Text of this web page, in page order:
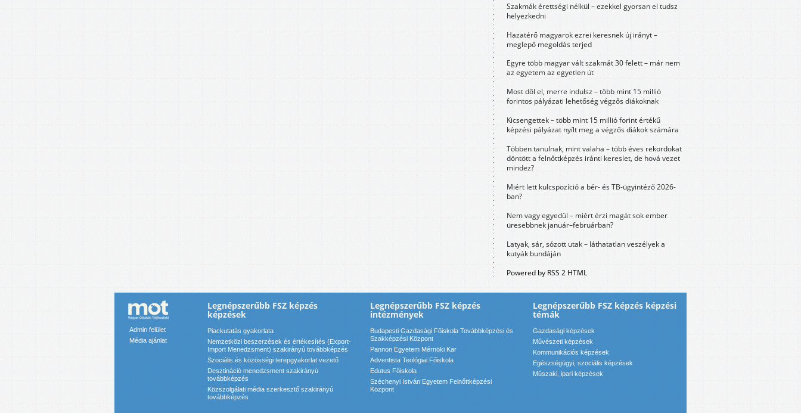
Szakmák érettségi nélkül – ezekkel gyorsan el tudsz
helyezkedni
Hazatérő magyarok ezrei keresnek új irányt –
meglepő megoldás terjed
Egyre több magyar vált szakmát 30 felett – már nem
az egyetem az egyetlen út
Most dől el, merre indulsz – több mint 15 millió
forintos pályázati lehetőség végzős diákoknak
Kicsengettek – több mint 15 millió forint értékű
képzési pályázat nyílt meg a végzős diákok számára
Többen tanulnak, mint valaha – több éves rekordokat
döntött a felnőttképzés iránti kereslet, de hová vezet
mindez?
Miért lett kulcspozíció a bér- és TB-ügyintéző 2026-
ban?
Nem vagy egyedül – miért érzi magát sok ember
üresebbnek január–februárban?
Latyak, sár, sózott utak – láthatatlan veszélyek a
kutyák bundáján
Powered by RSS 2 HTML
Admin felület
Média ajánlat
Legnépszerűbb FSZ képzés
képzések
Piackutatás gyakorlata
Nemzetközi beszerzések és értékesítés (Export-
Import Menedzsment) szakirányú továbbképzés
Szociális és közösségi terepgyakorlat vezető
Desztináció menedzsment szakirányú
továbbképzés
Közszolgálati média szerkesztő szakirányú
továbbképzés
Legnépszerűbb FSZ képzés
intézmények
Budapesti Gazdasági Főiskola Továbbképzési és
Szakképzési Központ
Pannon Egyetem Mérnöki Kar
Adventista Teológiai Főiskola
Edutus Főiskola
Széchenyi István Egyetem Felnőttképzési
Központ
Legnépszerűbb FSZ képzés képzési
témák
Gazdasági képzések
Művészeti képzések
Kommunikációs képzések
Egészségügyi, szociális képzések
Műszaki, ipari képzések